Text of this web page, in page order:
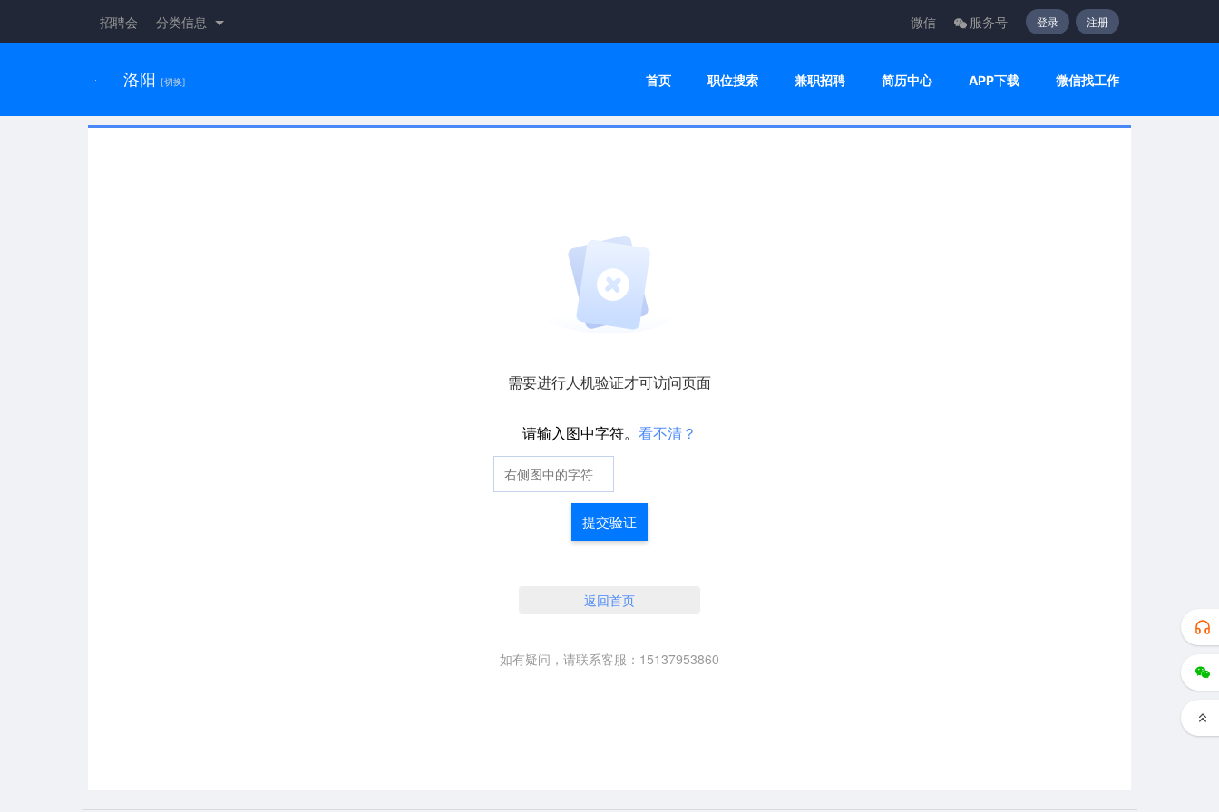
招聘会 分类信息 微信 服务号 登录 注册
洛阳 [切换] 首页 职位搜索 兼职招聘 简历中心 APP下载 微信找工作
需要进行人机验证才可访问页面
请输入图中字符。 看不清？
提交验证
返回首页
如有疑问，请联系客服：15137953860